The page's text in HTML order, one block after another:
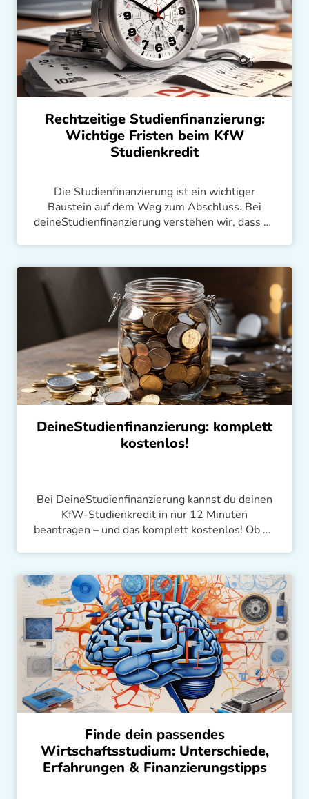
Rechtzeitige Studienfinanzierung:
Wichtige Fristen beim KfW
Studienkredit
Die Studienfinanzierung ist ein wichtiger
Baustein auf dem Weg zum Abschluss. Bei
deineStudienfinanzierung verstehen wir, dass du
diesem Artikel erfährst du alle wichtigen
Fristen, damit du deine Kreditsumme rechtzeitig
erhältst. Wir zeigen dir, wie du bis zu 650 €
monatlich pünktlich bekommst.
DeineStudienfinanzierung: komplett
kostenlos!
Bei DeineStudienfinanzierung kannst du deinen
KfW-Studienkredit in nur 12 Minuten
beantragen – und das komplett kostenlos! Ob du
verfügbar. Mit einer Genehmigungsrate von über
95% und persönlichem Customer Support sind
wir immer für dich da.
Finde dein passendes
Wirtschaftsstudium: Unterschiede,
Erfahrungen & Finanzierungstipps